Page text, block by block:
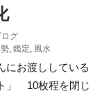
ログ
, 鑑定, 風水
にお渡ししている
」 10枚程を閉じ